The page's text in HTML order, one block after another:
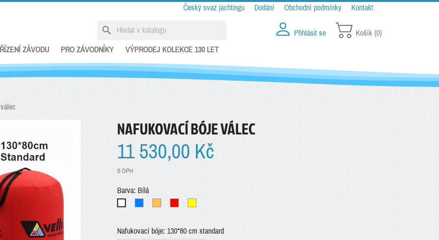
Český svaz jachtingu Dodání Obchodní podmínky Kontakt
search Přihlásit se Košík (0)
ŘÍZENÍ ZÁVODU
PRO ZÁVODNÍKY VÝPRODEJ KOLEKCE 130 LET
NAFUKOVACÍ BÓJE VÁLEC
11 530,00 Kč
S DPH
Barva: Bílá
Bílá Modrá OranžováČervenáŽlutá
Nafukovací bóje: 130*80 cm standard